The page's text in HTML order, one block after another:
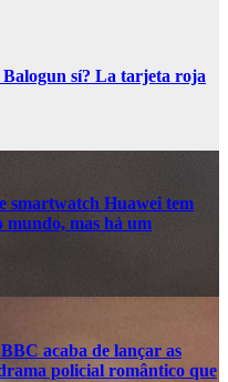
Balogun sí? La tarjeta roja
smartwatch Huawei tem
mundo, mas há um
acaba de lançar as
policial romântico que